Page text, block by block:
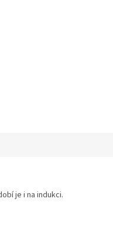
je i na indukci.